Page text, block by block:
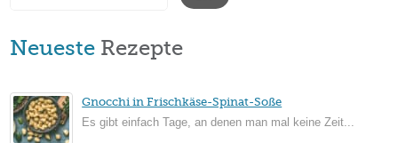
Neueste Rezepte
Gnocchi in Frischkäse-Spinat-Soße
Es gibt einfach Tage, an denen man mal keine Zeit...